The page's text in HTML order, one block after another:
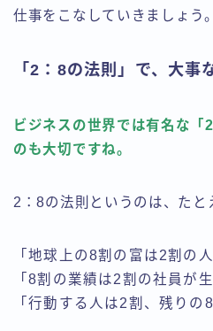
仕事をこなしていきましょう。
「2：8の法則」で、大事
ビジネスの世界では有名な「
のも大切ですね。
2：8の法則というのは、たと
「地球上の8割の富は2割の
「8割の業績は2割の社員が
「行動する人は2割、残りの